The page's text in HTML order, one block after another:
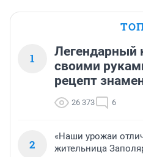
1
Легендарный
своими
рецепт
26 373 6
2
«Наши урожаи
жительница